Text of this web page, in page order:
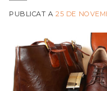
PUBLICAT A25 DE